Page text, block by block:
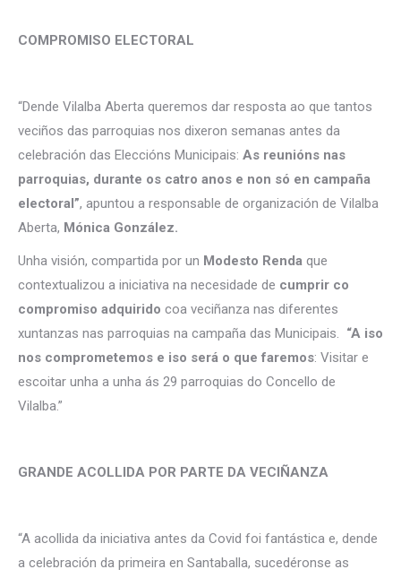
COMPROMISO ELECTORAL
“Dende Vilalba Aberta queremos dar resposta ao que tantos
veciños das parroquias nos dixeron semanas antes da
celebración das Eleccións Municipais: As reunións nas
parroquias, durante os catro anos e non só en campaña
electoral”, apuntou a responsable de organización de Vilalba
Aberta, Mónica González.
Unha visión, compartida por un Modesto Renda que
contextualizou a iniciativa na necesidade de cumprir co
compromiso adquirido coa veciñanza nas diferentes
xuntanzas nas parroquias na campaña das Municipais. “A iso
nos comprometemos e iso será o que faremos: Visitar e
escoitar unha a unha ás 29 parroquias do Concello de
Vilalba.”
GRANDE ACOLLIDA POR PARTE DA VECIÑANZA
“A acollida da iniciativa antes da Covid foi fantástica e, dende
a celebración da primeira en Santaballa, sucedéronse as